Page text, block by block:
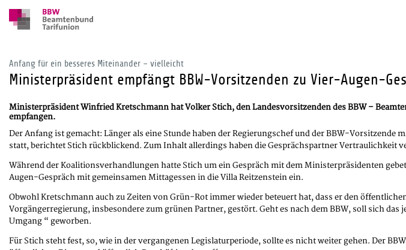
Anfang für ein besseres Miteinander – vielleicht
Ministerpräsident empfängt BBW-Vorsitzenden zu Vier-Augen-
Ministerpräsident Winfried Kretschmann hat Volker Stich, den Landesvorsitzenden des BBW –
empfangen.
Der Anfang ist gemacht: Länger als eine Stunde haben der Regierungschef und der BBW-
statt, berichtet Stich rückblickend. Zum Inhalt allerdings haben die Gesprächspartner Vertraulichkeit
Während der Koalitionsverhandlungen hatte Stich um ein Gespräch mit dem Ministerpräsidenten
Augen-Gespräch mit gemeinsamen Mittagessen in die Villa Reitzenstein ein.
Obwohl Kretschmann auch zu Zeiten von Grün-Rot immer wieder beteuert hat, dass er den
Vorgängerregierung, insbesondere zum grünen Partner, gestört. Geht es nach dem BBW, soll sich
Umgang “ geworben.
Für Stich steht fest, so, wie in der vergangenen Legislaturperiode, sollte es nicht weiter gehen. Der